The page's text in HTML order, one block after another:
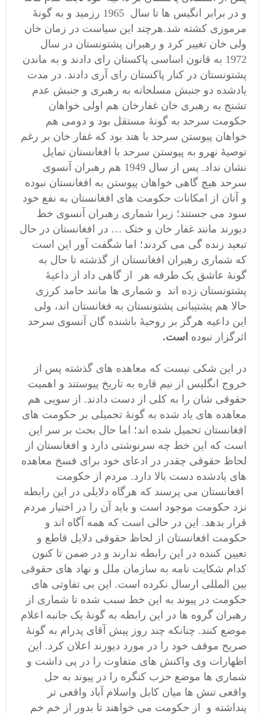
و در برابر انگیس ها تا سال 1965 رزمید و به گونۀ
مرموزی کشته شد.هرچند این سیاست در زمان خان
ولی خان تغییر کرد و رهبران پشتونستان در سال
1972 به قانون اساسی پاکستان رای دادند و به ماندن
پشتونستان در کنار پاکستان رای آری دادند. در مدت
یادشده دو جنبش مسلحانه به رهبری و جنبش عدم
تشنج به رهبری خان غفارخان هم اولی خواهان
حکومت سرحد به گونۀ مستقل بود و دومی هم
خواهان پیوستن سرحد با هند بود که غفار خان بر رغم
توصیۀ نهرو به پیوستن سرحد با افغانستان تمایل
نشان نداد. پس از سال 1949 هم رهبران آنسوی
سرحد هیچ گاهی خواهان پیوستن به افغانستان نبوده
و آنان از امکانات حکومت های افغانستان به نفع خود
سود می جستند؛ زیرا شماری رهبران آنسوی خط
دیورند مانند غفار خان و ختک … در افغانستان در حال
تبعید زنده گی می کردند؛ اما شگفت آور این است
که شماری رهبران افغانستان از گذشته تا حال به
گونۀ عاشق یک طرفه هر از گاهی داد از داعیۀ
پشتونستان زده اند و شماری ها مانند حامد کرزی
حالا هم پشتیبانی پشتونستان به فغانستان اند، ولی
این داعیه هرگز بر روحیۀ باشنده گان آنسوی سرحد
اثرگزار نبوده است.
در این شکی نیست که معاهده های گذشته پس از
خروج انگلیس از نیم قاره به تاریخ پیوستند و اهمیت
حقوقی شان را به کلی از دست دادند. از سویی هم
معاهده های یاد شده به گونۀ تحمیلی بر حکومت های
افغانستان تحمیل شده اند؛ اما حال بحث بر سر این
است که این خط چه سرنوشتی دارد و افغانستان از
لحاظ حقوقی چقدر در ادعای خود برای فسخ معاهده
های یادشده دست بالا دارد. مردم از حکومت
افغانستان می پرسند که هرگاه دلایلی در این رابطه
نزد حکومت موجود است و باید آن را در اختیار مردم
قرار بدهد. این در حالی است که همه آگاه اند و
حکومت افغانستان از لحاظ حقوقی دلایل قاطع و
تعیین کننده در این رابطه ندارند و در ضمن تا کنون
کدام شکایت نامه به سازمان ملل و نهاد های حقوقی
بین المللی ارسال نکرده است. این بی تفاوتی های
حکومت در پیوند به این خط سبب شده تا شماری از
رهبران گروه ها در این رابطه به گونۀ یک جانبه اعلام
موضع کنند. چنانکه چند روز پیش آقای پدرام به گونۀ
صریح موقف خود را در مورد دیورند اعلان کرد. این
اظهارات وی واکنش های متفاوت را در پی داشت و
شماری ها موضع حزب کنگره را در پیوند به حل
واقعی تنش ها میان کابل واسلام آباد واقعی تر
پنداشته و از حکومت می خواهند تا بدور از خم خم